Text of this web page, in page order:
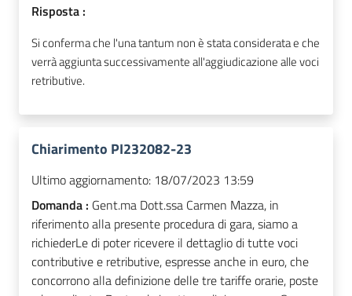
Risposta :
Si conferma che l'una tantum non è stata considerata e che
verrà aggiunta successivamente all'aggiudicazione alle voci
retributive.
Chiarimento PI232082-23
Ultimo aggiornamento: 18/07/2023 13:59
Domanda : Gent.ma Dott.ssa Carmen Mazza, in
riferimento alla presente procedura di gara, siamo a
richiederLe di poter ricevere il dettaglio di tutte voci
contributive e retributive, espresse anche in euro, che
concorrono alla definizione delle tre tariffe orarie, poste